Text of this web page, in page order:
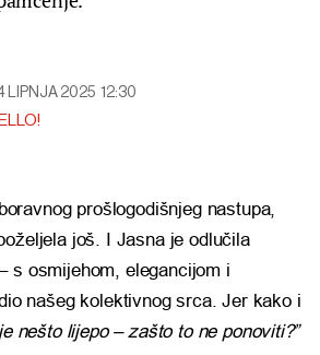
LIPNJA 2025 12:30
prošlogodišnjeg nastupa,
još. I Jasna je odlučila
s osmijehom, elegancijom i
našeg kolektivnog srca. Jer kako i
nešto lijepo – zašto to ne ponoviti?”